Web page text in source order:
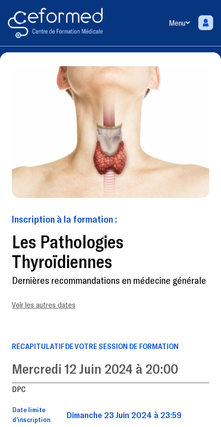
Menu
Inscription à la formation :
Les Pathologies
Thyroïdiennes
Dernières recommandations en médecine générale
Voir les autres dates
RÉCAPITULATIF DE VOTRE SESSION DE FORMATION
Mercredi 12 Juin 2024 à 20:00
DPC
Date limite
d’inscription
Dimanche 23 Juin 2024 à 23:59